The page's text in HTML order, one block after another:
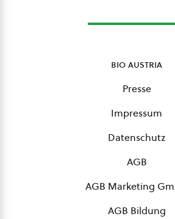
bio austria
Presse
Impressum
Datenschutz
AGB
AGB Marketing
AGB Bildung